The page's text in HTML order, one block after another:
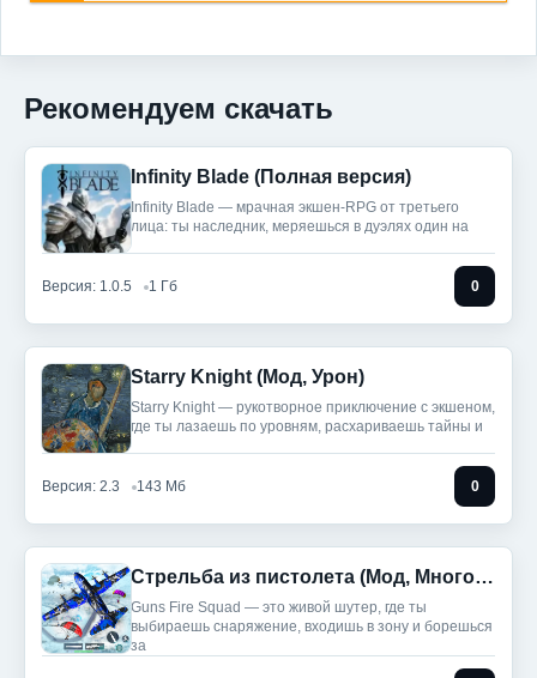
Рекомендуем скачать
Infinity Blade (Полная версия)
Infinity Blade — мрачная экшен-RPG от третьего
лица: ты наследник, меряешься в дуэлях один на
Версия: 1.0.5 1 Гб 0
Starry Knight (Мод, Урон)
Starry Knight — рукотворное приключение с экшеном,
где ты лазаешь по уровням, расхариваешь тайны и
Версия: 2.3 143 Мб 0
Стрельба из пистолета (Мод, Много денег)
Guns Fire Squad — это живой шутер, где ты
выбираешь снаряжение, входишь в зону и борешься
за